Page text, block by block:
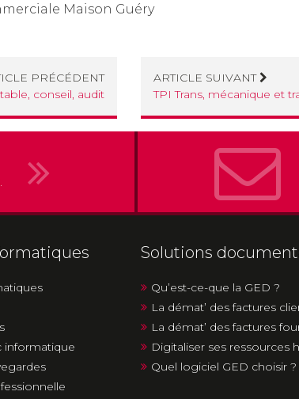
Maison Guéry
PRÉCÉDENT
conseil, audit
ARTICLE SUIVANT
TPI Trans, mécanique et
informatique
Solutions
Qu’est-ce-que la GED ?
La démat’ des factures
La démat’ des factures
Digitaliser ses ressources
Quel logiciel GED choisir ?